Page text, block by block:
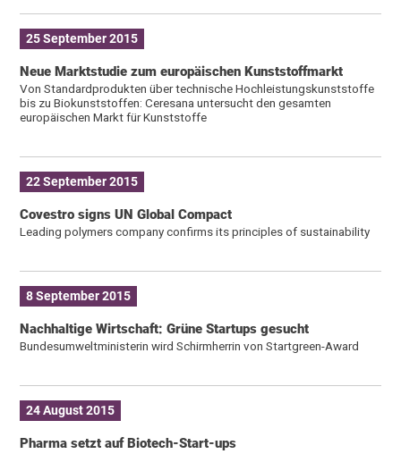
25 September 2015
Neue Marktstudie zum europäischen Kunststoffmarkt
Von Standardprodukten über technische Hochleistungskunststoffe
bis zu Biokunststoffen: Ceresana untersucht den gesamten
europäischen Markt für Kunststoffe
22 September 2015
Covestro signs UN Global Compact
Leading polymers company confirms its principles of sustainability
8 September 2015
Nachhaltige Wirtschaft: Grüne Startups gesucht
Bundesumweltministerin wird Schirmherrin von Startgreen-Award
24 August 2015
Pharma setzt auf Biotech-Start-ups